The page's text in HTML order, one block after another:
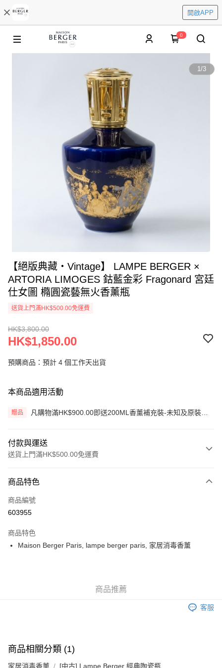
開啟APP
0
1/3
【絕版典藏・Vintage】 LAMPE BERGER ×
ARTORIA LIMOGES 鈷藍金彩 Fragonard 宮廷
仕女圖 橢圓瓷藝無火香薰瓶
送貨上門滿HK$500.00免運費
HK$3,800.00
HK$1,850.00
預購商品：預計 4 個工作天出貨
本商品適用活動
贈品
凡購物滿HK$900.00即送200ML香薰補充裝-未知及原裝藤
付款與運送
送貨上門滿HK$500.00免運費
信用卡
AlipayHK
送貨方式
每筆HK$30.00，滿HK$500.00或以上免運費
付款後門市自取 (大約需時3-5個工作天送達所選店舖, 客人會收到S
商品特色
商品編號
603955
商品特色
Maison Berger Paris, lampe berger paris, 家居消毒香薰
商品推薦
客服
商品相關分類 (1)
家居消毒香薰 [中古] Lampe Berger 經典陶瓷瓶